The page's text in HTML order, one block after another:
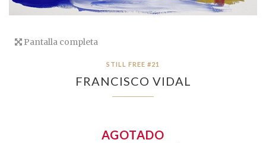
Pantalla completa
STILL FREE #21
FRANCISCO VIDAL
AGOTADO